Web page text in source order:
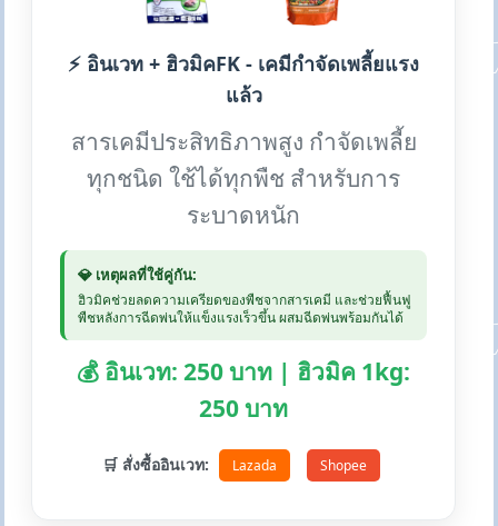
⚡ อินเวท + ฮิวมิคFK - เคมีกำจัดเพลี้ยแรง
แล้ว
สารเคมีประสิทธิภาพสูง กำจัดเพลี้ย
ทุกชนิด ใช้ได้ทุกพืช สำหรับการ
ระบาดหนัก
💎 เหตุผลที่ใช้คู่กัน:
ฮิวมิคช่วยลดความเครียดของพืชจากสารเคมี และช่วยฟื้นฟู
พืชหลังการฉีดพ่นให้แข็งแรงเร็วขึ้น ผสมฉีดพ่นพร้อมกันได้
💰 อินเวท: 250 บาท | ฮิวมิค 1kg:
250 บาท
🛒 สั่งซื้ออินเวท: Lazada Shopee